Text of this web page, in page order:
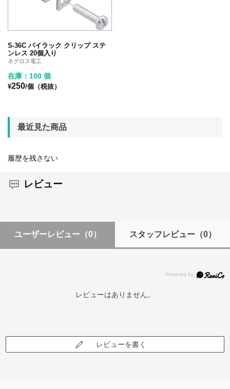
S-36C パイラック クリップ ステ
ンレス 20個入り
ネグロス電工
在庫：100 個
¥250/個（税抜）
最近見た商品
履歴を残さない
レビュー
ユーザーレビュー （0） スタッフレビュー（0）
レビューはありません。
レビューを書く